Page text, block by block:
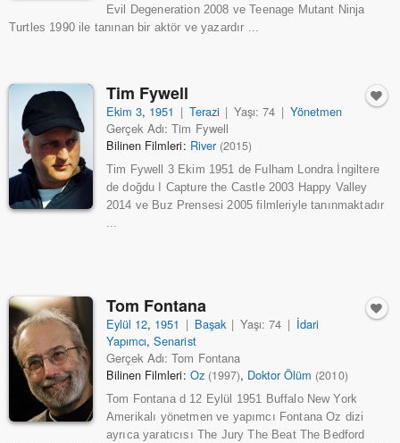
Evil Degeneration 2008 ve Teenage Mutant Ninja
Turtles 1990 ile tanınan bir aktör ve yazardır ...
Tim Fywell
Ekim 3, 1951 | Terazi | Yaşı: 74 | Yönetmen
Gerçek Adı: Tim Fywell
Bilinen Filmleri: River (2015)
Tim Fywell 3 Ekim 1951 de Fulham Londra İngiltere
de doğdu I Capture the Castle 2003 Happy Valley
2014 ve Buz Prensesi 2005 filmleriyle tanınmaktadır
...
Tom Fontana
Eylül 12, 1951 | Başak | Yaşı: 74 | İdari
Yapımcı,Senarist
Gerçek Adı: Tom Fontana
Bilinen Filmleri: Oz (1997), Doktor Ölüm (2010)
Tom Fontana d 12 Eylül 1951 Buffalo New York
Amerikalı yönetmen ve yapımcı Fontana Oz dizi
ayrıca yaratıcısı The Jury The Beat The Bedford